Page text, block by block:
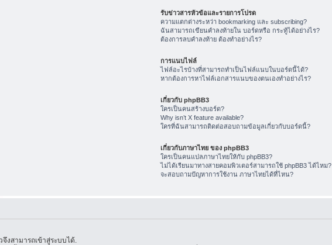
รับข่าวสารหัวข้อและรายการโปรด
ความแตกต่างระหว่า bookmarking และ subscribing?
ฉันสามารถเขียนคำลงท้ายใน บอร์ดหรือ กระทู้ได้อย่างไร?
ต้องการลบคำลงท้าย ต้องทำอย่างไร?
การแนบไฟล์
ไฟล์อะไรบ้างที่สามารถทำเป็นไฟล์แนบในบอร์ดนี้ได้?
หากต้องการหาไฟล์เอกสารแนบของตนเองทำอย่างไร?
เกี่ยวกับ phpBB3
ใครเป็นคนสร้างบอร์ด?
Why isn’t X feature available?
ใครที่ฉันสามารถติดต่อสอบถามข้อมูลเกี่ยวกับบอร์ดนี้?
เกี่ยวกับภาษาไทย ของ phpBB3
ใครเป็นคนแปลภาษาไทยให้กับ phpBB3?
ไม่ได้เรียนมาทางสายคอมพิวเตอร์สามารถใช้ phpBB3 ได้ไหม?
จะสอบถามปัญหาการใช้งาน ภาษาไทยได้ที่ไหน?
สามารถเข้าสู่ระบบได้.